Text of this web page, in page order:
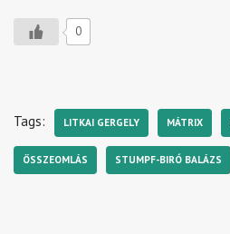
0
Tags: LITKAI GERGELY MÁTRIX
ÖSSZEOMLÁS STUMPF-BIRÓ BALÁZS